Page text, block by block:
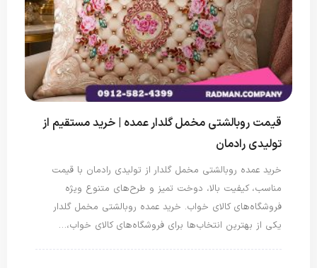
قیمت روبالشتی مخمل گلدار عمده | خرید مستقیم از
تولیدی رادمان
خرید عمده روبالشتی مخمل گلدار از تولیدی رادمان با قیمت
مناسب، کیفیت بالا، دوخت تمیز و طرح‌های متنوع ویژه
فروشگاه‌های کالای خواب. خرید عمده روبالشتی مخمل گلدار
یکی از بهترین انتخاب‌ها برای فروشگاه‌های کالای خواب،…